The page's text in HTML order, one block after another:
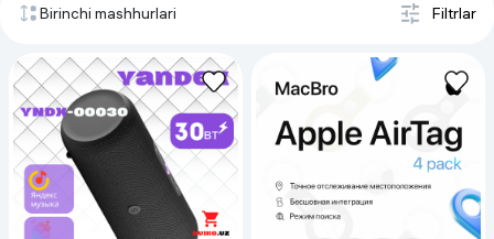
Birinchi mashhurlari Filtrlar